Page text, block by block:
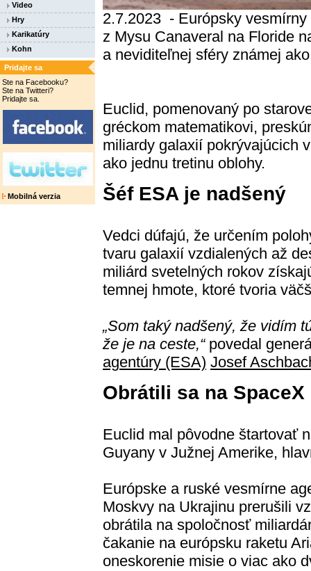
Video
Hry
Karikatúry
Kohn
Pridajte sa
Ste na Facebooku?
Ste na Twitteri?
Pridajte sa.
Mobilná verzia
2.7.2023 - Európsky
z Mysu Canaveral na Floride
a neviditeľnej sféry známej
Euclid, pomenovaný po
gréckom matematikovi,
miliardy galaxií pokrývajúcich
ako jednu tretinu oblohy.
Šéf ESA je nadšený
Vedci dúfajú, že určením
tvaru galaxií vzdialených až
miliárd svetelných rokov
temnej hmote, ktoré tvoria
„Som taký nadšený, že vidím
že je na ceste,“povedal
agentúry (ESA) Josef
Obrátili sa na SpaceX
Euclid mal pôvodne štartovať
Guyany v Južnej Amerike,
Európske a ruské vesmírne
Moskvy na Ukrajinu prerušili
obrátila na spoločnosť
čakanie na európsku raketu
oneskorenie misie o viac ako